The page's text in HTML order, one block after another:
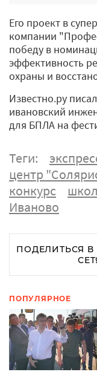
Его проект в
компании
победу в
эффективность
охраны и
Известно.ру
ивановский
для БПЛА на
Теги:
центр
конкурс
Иваново
ПОДЕЛИТЬСЯ
ПОПУЛЯРНОЕ